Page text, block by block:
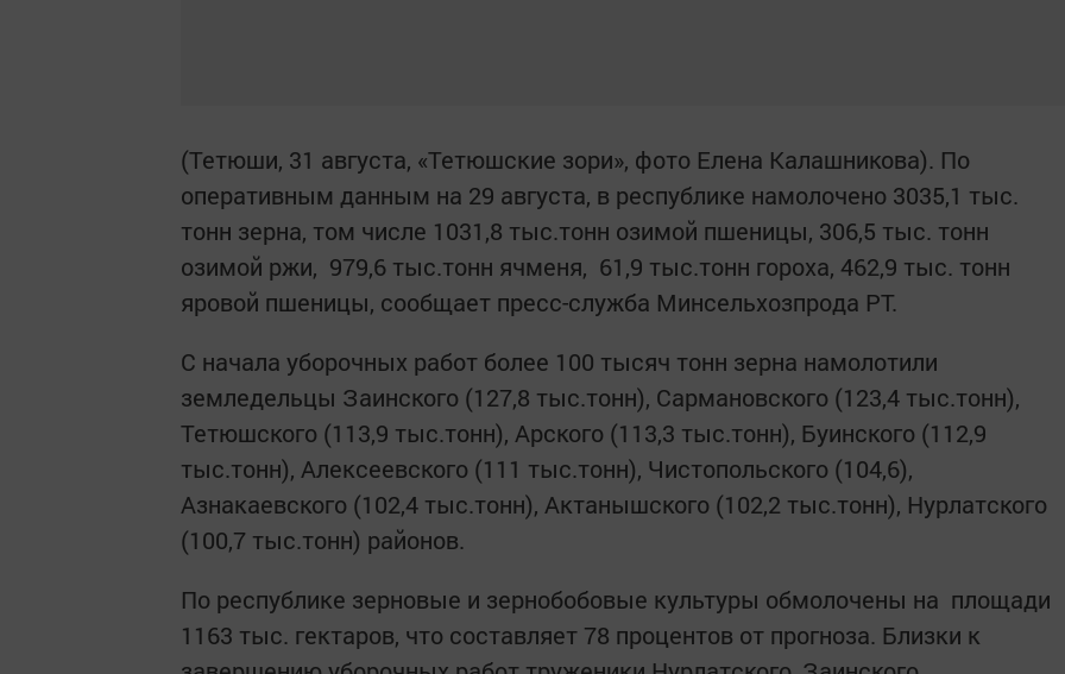
(Тетюши, 31 августа, «Тетюшские зори», фото Елена Калашникова). По
оперативным данным на 29 августа, в республике намолочено 3035,1 тыс.
тонн зерна, том числе 1031,8 тыс.тонн озимой пшеницы, 306,5 тыс. тонн
озимой ржи, 979,6 тыс.тонн ячменя, 61,9 тыс.тонн гороха, 462,9 тыс. тонн
яровой пшеницы, сообщает пресс-служба Минсельхозпрода РТ.
С начала уборочных работ более 100 тысяч тонн зерна намолотили
земледельцы Заинского (127,8 тыс.тонн), Сармановского (123,4 тыс.тонн),
Тетюшского (113,9 тыс.тонн), Арского (113,3 тыс.тонн), Буинского (112,9
тыс.тонн), Алексеевского (111 тыс.тонн), Чистопольского (104,6),
Азнакаевского (102,4 тыс.тонн), Актанышского (102,2 тыс.тонн), Нурлатского
(100,7 тыс.тонн) районов.
По республике зерновые и зернобобовые культуры обмолочены на площади
1163 тыс. гектаров, что составляет 78 процентов от прогноза. Близки к